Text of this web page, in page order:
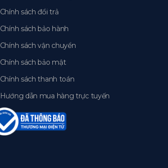
Chính sách đổi trả
Chính sách bảo hành
Chính sách vận chuyển
Chính sách bảo mật
Chính sách thanh toán
Hướng dẫn mua hàng trực tuyến